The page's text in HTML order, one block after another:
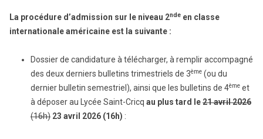
La procédure d’admission sur le niveau 2nde en classe
internationale américaine est la suivante :
Dossier de candidature à télécharger, à remplir accompagné
des deux derniers bulletins trimestriels de 3ème (ou du
dernier bulletin semestriel), ainsi que les bulletins de 4ème et
à déposer au Lycée Saint-Cricq au plus tard le21 avril 2026
(16h) 23 avril 2026 (16h) :